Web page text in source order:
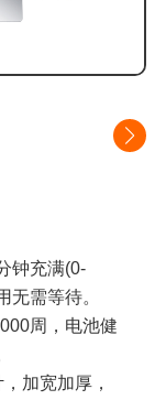
钟充满(0-
无需等待。
周，电池健
加宽加厚，